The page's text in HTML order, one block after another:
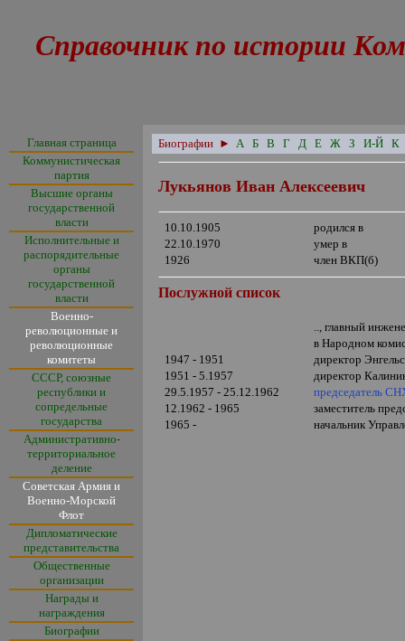
Справочник по истории
Главная страница
Коммунистическая
партия
Высшие органы
государственной
власти
Исполнительные и
распорядительные
органы
государственной
власти
Военно-
революционные и
революционные
комитеты
СССР, союзные
республики и
сопредельные
государства
Административно-
территориальное
деление
Советская Армия и
Военно-Морской
Флот
Дипломатические
представительства
Общественные
организации
Награды и
награждения
Биографии
Биографии ► А Б В Г Д Е Ж З И-Й К
Лукьянов Иван Алексеевич
10.10.1905
родился в
22.10.1970
умер в
1926
член ВКП(б)
Послужной список
.., главный
в Народном
1947 - 1951
директор
1951 - 5.1957
директор
29.5.1957 - 25.12.1962
председатель
12.1962 - 1965
заместитель
1965 -
начальник